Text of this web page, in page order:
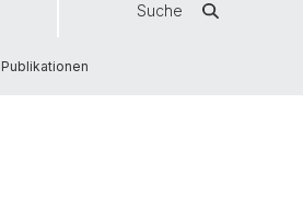
Suche
Publikationen